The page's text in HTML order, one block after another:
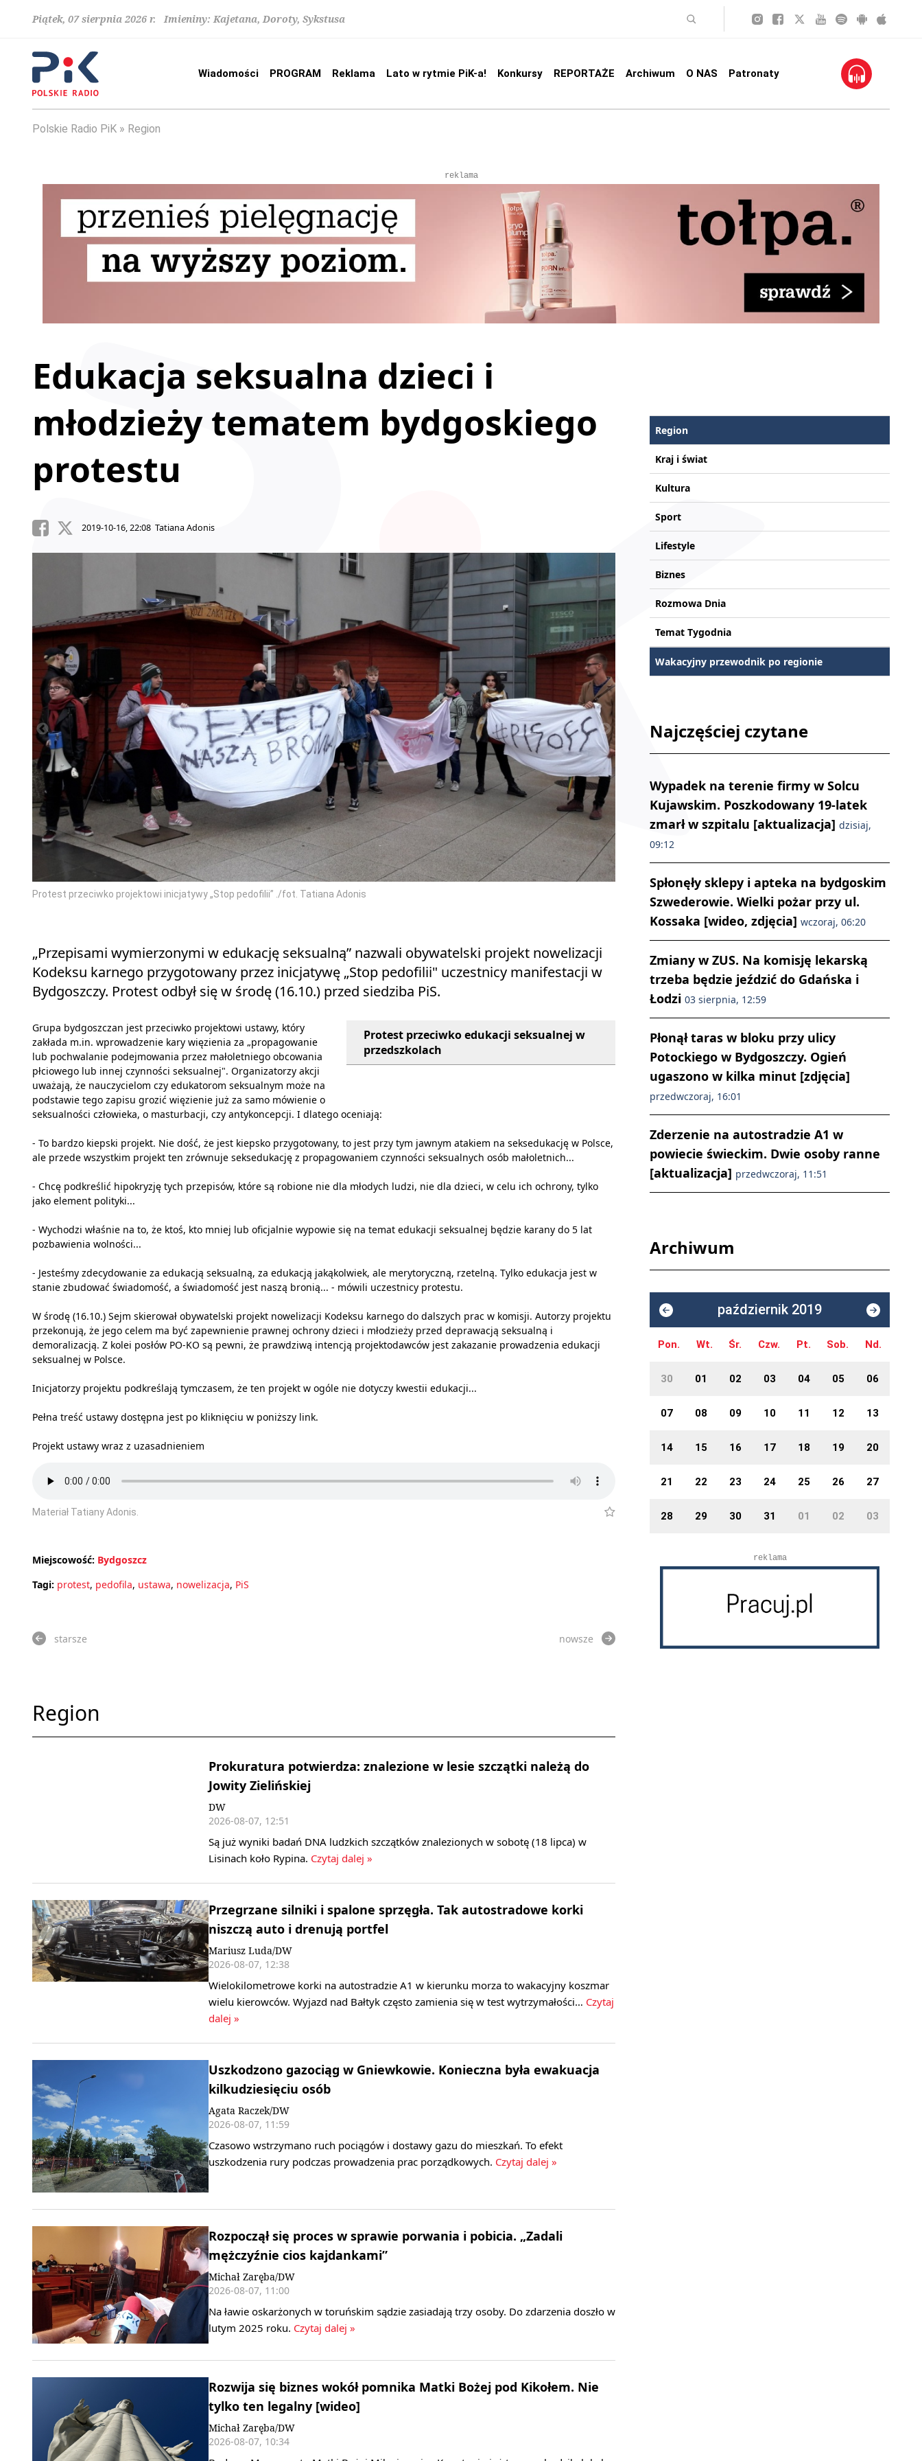
Piątek, 07 sierpnia 2026 r. Imieniny: Kajetana, Doroty, Sykstusa
Wiadomości PROGRAM Reklama Lato w rytmie PiK-a! Konkursy REPORTAŻE Archiwum O NAS Patronaty
Polskie Radio PiK Region
reklama
Edukacja seksualna dzieci i
młodzieży tematem bydgoskiego
protestu
2019-10-16, 22:08 Tatiana Adonis
Protest przeciwko projektowi inicjatywy „Stop pedofilii” ./fot. Tatiana Adonis Protest przeciwko projektowi nowelizacji inicjatywy „Stop pedofilii”./
„Przepisami wymierzonymi w edukację seksualną” nazwali obywatelski projekt nowelizacji
Kodeksu karnego przygotowany przez inicjatywę „Stop pedofilii" uczestnicy manifestacji w
Bydgoszczy. Protest odbył się w środę (16.10.) przed siedziba PiS.
Protest przeciwko edukacji seksualnej w
przedszkolach
Grupa bydgoszczan jest przeciwko projektowi ustawy, który
zakłada m.in. wprowadzenie kary więzienia za „propagowanie
lub pochwalanie podejmowania przez małoletniego obcowania
płciowego lub innej czynności seksualnej". Organizatorzy akcji
uważają, że nauczycielom czy edukatorom seksualnym może na
podstawie tego zapisu grozić więzienie już za samo mówienie o
seksualności człowieka, o masturbacji, czy antykoncepcji. I dlatego oceniają:
- To bardzo kiepski projekt. Nie dość, że jest kiepsko przygotowany, to jest przy tym jawnym atakiem na seksedukację w Polsce,
ale przede wszystkim projekt ten zrównuje seksedukację z propagowaniem czynności seksualnych osób małoletnich...
- Chcę podkreślić hipokryzję tych przepisów, które są robione nie dla młodych ludzi, nie dla dzieci, w celu ich ochrony, tylko
jako element polityki...
- Wychodzi właśnie na to, że ktoś, kto mniej lub oficjalnie wypowie się na temat edukacji seksualnej będzie karany do 5 lat
pozbawienia wolności...
- Jesteśmy zdecydowanie za edukacją seksualną, za edukacją jakąkolwiek, ale merytoryczną, rzetelną. Tylko edukacja jest w
stanie zbudować świadomość, a świadomość jest naszą bronią... - mówili uczestnicy protestu.
W środę (16.10.) Sejm skierował obywatelski projekt nowelizacji Kodeksu karnego do dalszych prac w komisji. Autorzy projektu
przekonują, że jego celem ma być zapewnienie prawnej ochrony dzieci i młodzieży przed deprawacją seksualną i
demoralizacją. Z kolei posłów PO-KO są pewni, że prawdziwą intencją projektodawców jest zakazanie prowadzenia edukacji
seksualnej w Polsce.
Inicjatorzy projektu podkreślają tymczasem, że ten projekt w ogóle nie dotyczy kwestii edukacji...
Pełna treść ustawy dostępna jest po kliknięciu w poniższy link.
Projekt ustawy wraz z uzasadnieniem
Materiał Tatiany Adonis.
Miejscowość: Bydgoszcz
Tagi: protest, pedofila, ustawa, nowelizacja, PiS
starsze nowsze
Region
Prokuratura potwierdza: znalezione w lesie szczątki należą do
Jowity Zielińskiej
DW
2026-08-07, 12:51
Są już wyniki badań DNA ludzkich szczątków znalezionych w sobotę (18 lipca) w
Lisinach koło Rypina. Czytaj dalej »
Przegrzane silniki i spalone sprzęgła. Tak autostradowe korki
niszczą auto i drenują portfel
Mariusz Luda/DW
2026-08-07, 12:38
Wielokilometrowe korki na autostradzie A1 w kierunku morza to wakacyjny koszmar
wielu kierowców. Wyjazd nad Bałtyk często zamienia się w test wytrzymałości… Czytaj
dalej »
Uszkodzono gazociąg w Gniewkowie. Konieczna była ewakuacja
kilkudziesięciu osób
Agata Raczek/DW
2026-08-07, 11:59
Czasowo wstrzymano ruch pociągów i dostawy gazu do mieszkań. To efekt
uszkodzenia rury podczas prowadzenia prac porządkowych. Czytaj dalej »
Rozpoczął się proces w sprawie porwania i pobicia. „Zadali
mężczyźnie cios kajdankami”
Michał Zaręba/DW
2026-08-07, 11:00
Na ławie oskarżonych w toruńskim sądzie zasiadają trzy osoby. Do zdarzenia doszło w
lutym 2025 roku. Czytaj dalej »
Rozwija się biznes wokół pomnika Matki Bożej pod Kikołem. Nie
tylko ten legalny [wideo]
Michał Zaręba/DW
2026-08-07, 10:34
Region
Kraj i świat
Kultura
Sport
Lifestyle
Biznes
Rozmowa Dnia
Temat Tygodnia
Wakacyjny przewodnik po regionie
Najczęściej czytane
Wypadek na terenie firmy w Solcu
Kujawskim. Poszkodowany 19-latek
zmarł w szpitalu [aktualizacja] dzisiaj,
09:12
Spłonęły sklepy i apteka na bydgoskim
Szwederowie. Wielki pożar przy ul.
Kossaka [wideo, zdjęcia] wczoraj, 06:20
Zmiany w ZUS. Na komisję lekarską
trzeba będzie jeździć do Gdańska i
Łodzi 03 sierpnia, 12:59
Płonął taras w bloku przy ulicy
Potockiego w Bydgoszczy. Ogień
ugaszono w kilka minut [zdjęcia]
przedwczoraj, 16:01
Zderzenie na autostradzie A1 w
powiecie świeckim. Dwie osoby ranne
[aktualizacja] przedwczoraj, 11:51
Archiwum
październik 2019
Pon. Wt. Śr. Czw. Pt. Sob. Nd.
30 01 02 03 04 05 06
07 08 09 10 11 12 13
14 15 16 17 18 19 20
21 22 23 24 25 26 27
28 29 30 31 01 02 03
reklama